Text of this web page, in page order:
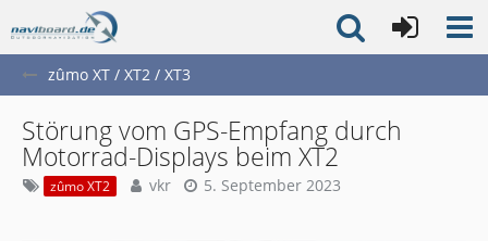
zûmo XT / XT2 / XT3
Störung vom GPS-Empfang durch
Motorrad-Displays beim XT2
zûmo XT2 vkr 5. September 2023